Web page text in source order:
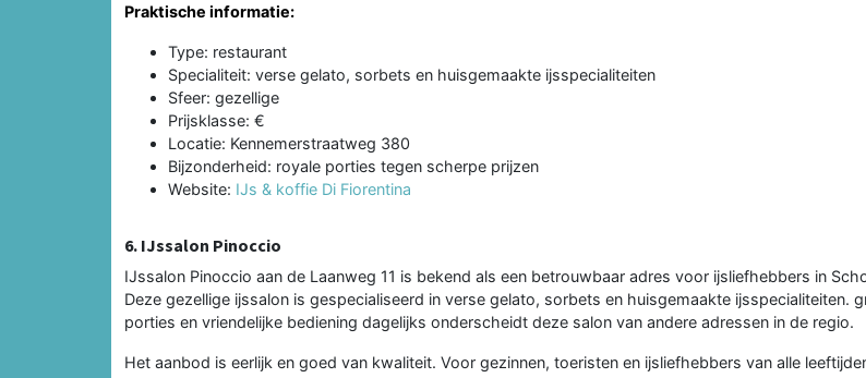
Praktische informatie:
Type: restaurant
Specialiteit: verse gelato, sorbets en huisgemaakte ijsspecialiteiten
Sfeer: gezellige
Prijsklasse: €
Locatie: Kennemerstraatweg 380
Bijzonderheid: royale porties tegen scherpe prijzen
Website: IJs & koffie Di Fiorentina
6. IJssalon Pinoccio
IJssalon Pinoccio aan de Laanweg 11 is bekend als een betrouwbaar adres voor ijsliefhebbers in
Deze gezellige ijssalon is gespecialiseerd in verse gelato, sorbets en huisgemaakte ijsspecialiteiten.
porties en vriendelijke bediening dagelijks onderscheidt deze salon van andere adressen in de regio.
Het aanbod is eerlijk en goed van kwaliteit. Voor gezinnen, toeristen en ijsliefhebbers van alle